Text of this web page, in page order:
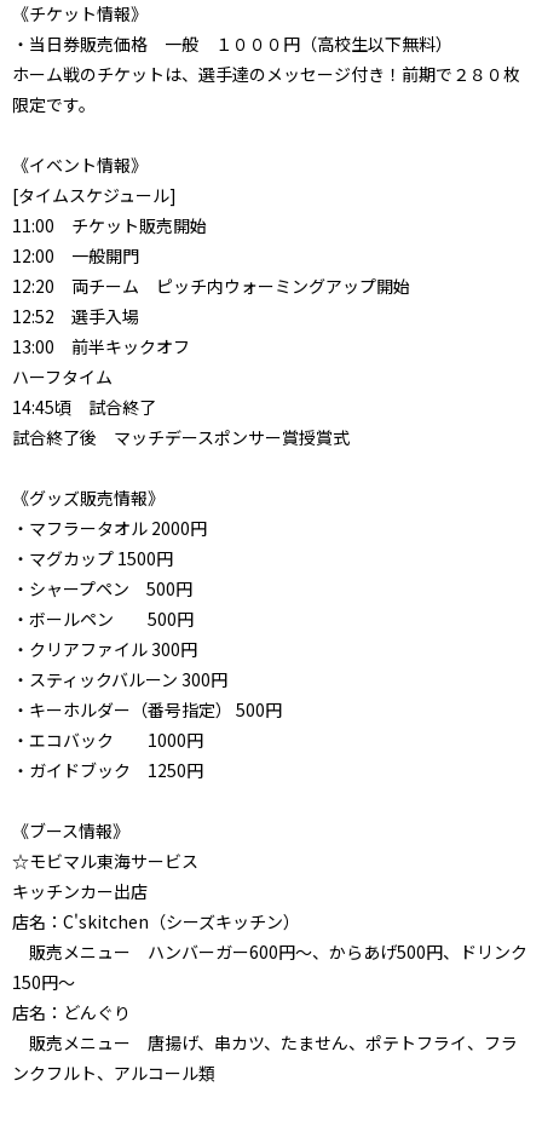
《チケット情報》
・当日券販売価格 一般 １０００円（高校生以下無料）
ホーム戦のチケットは、選手達のメッセージ付き！前期で２８０枚
限定です。
《イベント情報》
[タイムスケジュール]
11:00 チケット販売開始
12:00 一般開門
12:20 両チーム ピッチ内ウォーミングアップ開始
12:52 選手入場
13:00 前半キックオフ
ハーフタイム
14:45頃 試合終了
試合終了後 マッチデースポンサー賞授賞式
《グッズ販売情報》
・マフラータオル 2000円
・マグカップ 1500円
・シャープペン 500円
・ボールペン 500円
・クリアファイル300円
・スティックバルーン 300円
・キーホルダー（番号指定）
500円
・エコバック 1000円
・ガイドブック 1250円
《ブース情報》
☆モビマル東海サービス
キッチンカー出店
店名：C'skitchen（シーズキッチン）
販売メニュー ハンバーガー600円～、からあげ500円、ドリンク
150円～
店名：どんぐり
販売メニュー 唐揚げ、串カツ、たません、ポテトフライ、フラ
ンクフルト、アルコール類